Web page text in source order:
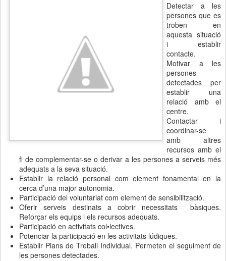
Detectar a les
persones que es
troben en
aquesta situació
i establir
contacte.
Motivar a les
persones
detectades per
establir una
relació amb el
centre.
Contactar i
coordinar-se
amb altres
recursos amb el
fi de complementar-se o derivar a les persones a serveis més
adequats a la seva situació.
Establir la relació personal com element fonamental en la
cerca d’una major autonomia.
Participació del voluntariat com element de sensibilització.
Oferir serveis destinats a cobrir necessitats bàsiques.
Reforçar els equips i els recursos adequats.
Participació en activitats col•lectives.
Potenciar la participació en les activitats lúdiques.
Establir Plans de Treball Individual. Permeten el seguiment de
les persones detectades.